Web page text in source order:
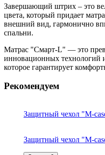
Завершающий штрих – это
цвета, который придает
внешний вид, гармонично
спальни.
Матрас "Смарт-L" — это
инновационных технологий
которое гарантирует
Рекомендуем
Защитный чехол "M-
Защитный чехол "M-